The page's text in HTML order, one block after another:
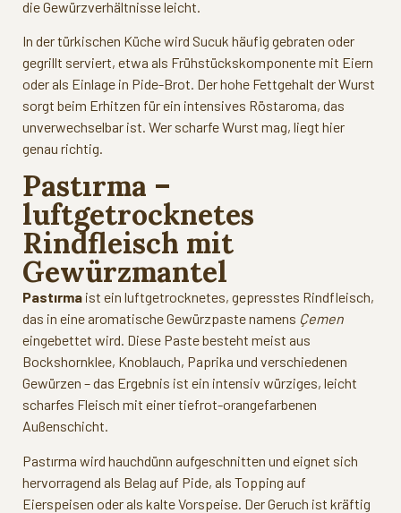
die Gewürzverhältnisse leicht.
In der türkischen Küche wird Sucuk häufig gebraten oder
gegrillt serviert, etwa als Frühstückskomponente mit Eiern
oder als Einlage in Pide-Brot. Der hohe Fettgehalt der Wurst
sorgt beim Erhitzen für ein intensives Röstaroma, das
unverwechselbar ist. Wer scharfe Wurst mag, liegt hier
genau richtig.
Pastırma –
luftgetrocknetes
Rindfleisch mit
Gewürzmantel
Pastırma ist ein luftgetrocknetes, gepresstes Rindfleisch,
das in eine aromatische Gewürzpaste namens Çemen
eingebettet wird. Diese Paste besteht meist aus
Bockshornklee, Knoblauch, Paprika und verschiedenen
Gewürzen – das Ergebnis ist ein intensiv würziges, leicht
scharfes Fleisch mit einer tiefrot-orangefarbenen
Außenschicht.
Pastırma wird hauchdünn aufgeschnitten und eignet sich
hervorragend als Belag auf Pide, als Topping auf
Eierspeisen oder als kalte Vorspeise. Der Geruch ist kräftig